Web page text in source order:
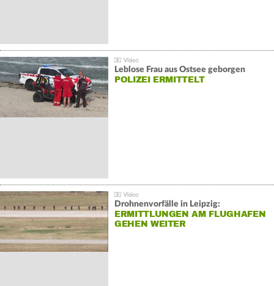
Leblose Frau aus Ostsee geborgen
POLIZEI ERMITTELT
Drohnenvorfälle in Leipzig:
ERMITTLUNGEN AM FLUGHAFEN
GEHEN WEITER